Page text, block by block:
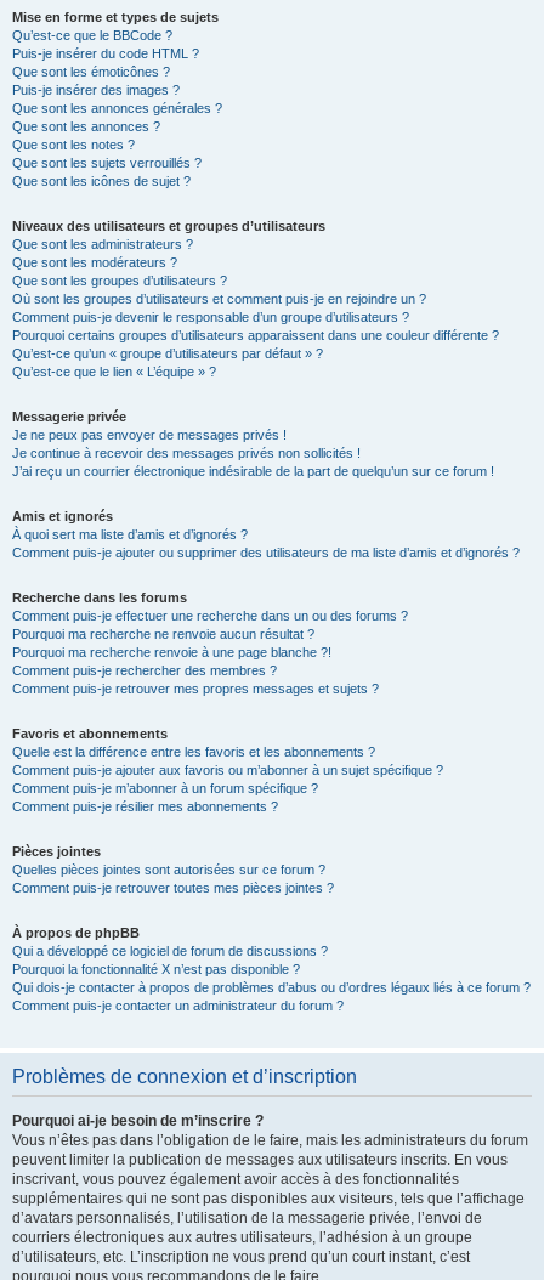
Mise en forme et types de sujets
Qu’est-ce que le BBCode ?
Puis-je insérer du code HTML ?
Que sont les émoticônes ?
Puis-je insérer des images ?
Que sont les annonces générales ?
Que sont les annonces ?
Que sont les notes ?
Que sont les sujets verrouillés ?
Que sont les icônes de sujet ?
Niveaux des utilisateurs et groupes d’utilisateurs
Que sont les administrateurs ?
Que sont les modérateurs ?
Que sont les groupes d’utilisateurs ?
Où sont les groupes d’utilisateurs et comment puis-je en rejoindre un ?
Comment puis-je devenir le responsable d’un groupe d’utilisateurs ?
Pourquoi certains groupes d’utilisateurs apparaissent dans une couleur différente ?
Qu’est-ce qu’un « groupe d’utilisateurs par défaut » ?
Qu’est-ce que le lien « L’équipe » ?
Messagerie privée
Je ne peux pas envoyer de messages privés !
Je continue à recevoir des messages privés non sollicités !
J’ai reçu un courrier électronique indésirable de la part de quelqu’un sur ce forum !
Amis et ignorés
À quoi sert ma liste d’amis et d’ignorés ?
Comment puis-je ajouter ou supprimer des utilisateurs de ma liste d’amis et d’ignorés ?
Recherche dans les forums
Comment puis-je effectuer une recherche dans un ou des forums ?
Pourquoi ma recherche ne renvoie aucun résultat ?
Pourquoi ma recherche renvoie à une page blanche ?!
Comment puis-je rechercher des membres ?
Comment puis-je retrouver mes propres messages et sujets ?
Favoris et abonnements
Quelle est la différence entre les favoris et les abonnements ?
Comment puis-je ajouter aux favoris ou m’abonner à un sujet spécifique ?
Comment puis-je m’abonner à un forum spécifique ?
Comment puis-je résilier mes abonnements ?
Pièces jointes
Quelles pièces jointes sont autorisées sur ce forum ?
Comment puis-je retrouver toutes mes pièces jointes ?
À propos de phpBB
Qui a développé ce logiciel de forum de discussions ?
Pourquoi la fonctionnalité X n’est pas disponible ?
Qui dois-je contacter à propos de problèmes d’abus ou d’ordres légaux liés à ce forum ?
Comment puis-je contacter un administrateur du forum ?
Problèmes de connexion et d’inscription
Pourquoi ai-je besoin de m’inscrire ?
Vous n’êtes pas dans l’obligation de le faire, mais les administrateurs du forum
peuvent limiter la publication de messages aux utilisateurs inscrits. En vous
inscrivant, vous pouvez également avoir accès à des fonctionnalités
supplémentaires qui ne sont pas disponibles aux visiteurs, tels que l’affichage
d’avatars personnalisés, l’utilisation de la messagerie privée, l’envoi de
courriers électroniques aux autres utilisateurs, l’adhésion à un groupe
d’utilisateurs, etc. L’inscription ne vous prend qu’un court instant, c’est
pourquoi nous vous recommandons de le faire.